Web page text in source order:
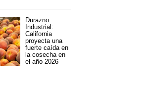
Durazno
Industrial:
California
proyecta una
fuerte caída en
la cosecha en
el año 2026